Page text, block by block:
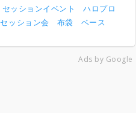
セッションイベント
ハロプロ
セッション会 布袋
ベース
Ads by Google